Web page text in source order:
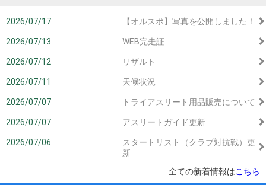
2026/07/17 【オルスポ】写真を公開しました！
2026/07/13 WEB完走証
2026/07/12 リザルト
2026/07/11 天候状況
2026/07/07 トライアスリート用品販売について
2026/07/07 アスリートガイド更新
2026/07/06
スタートリスト（クラブ対抗戦）更
新
全ての新着情報はこちら